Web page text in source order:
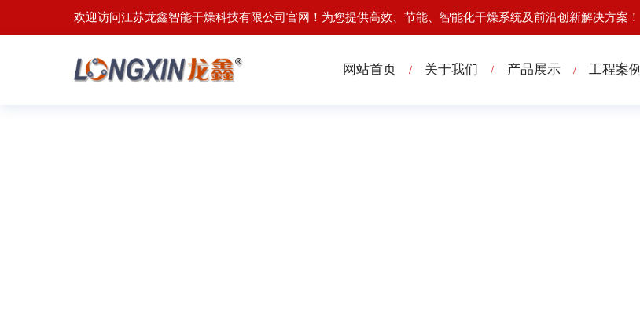
欢迎访问江苏龙鑫智能干燥科技有限公司官网！为您提供高效、节能、智能化干燥系统及前沿创新解决方案！
网站首页 / 关于我们 / 产品展示 / 工程案例